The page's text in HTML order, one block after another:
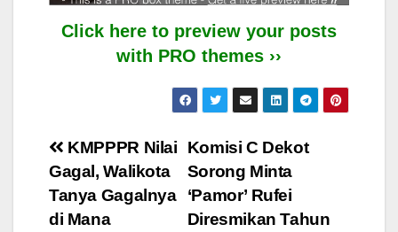
Click here to preview your posts
with PRO themes ››
Post
navigation
Komisi C Dekot
Sorong Minta
‘Pamor’ Rufei
Diresmikan Tahun
KMPPPR Nilai
Gagal, Walikota
Tanya Gagalnya
di Mana